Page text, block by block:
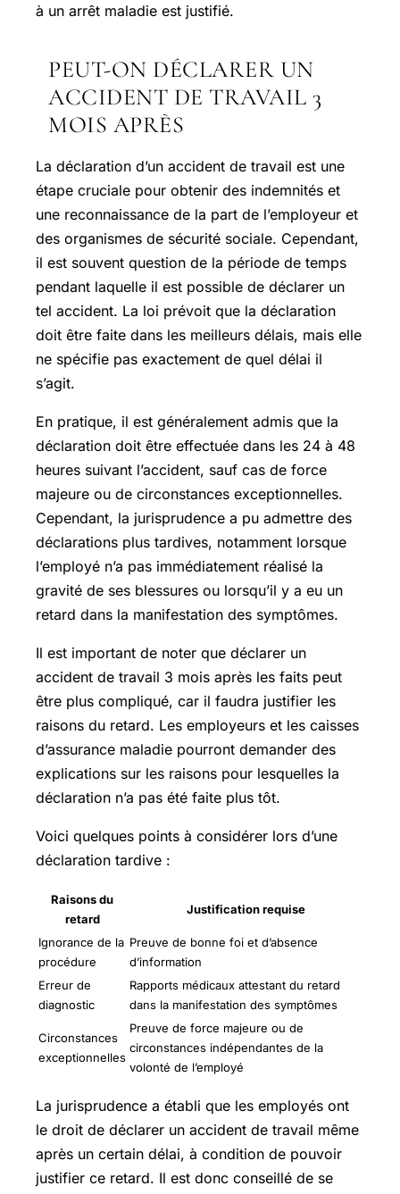
à un arrêt maladie est justifié.
PEUT-ON DÉCLARER UN
ACCIDENT DE TRAVAIL 3
MOIS APRÈS
La déclaration d’un accident de travail est une
étape cruciale pour obtenir des indemnités et
une reconnaissance de la part de l’employeur et
des organismes de sécurité sociale. Cependant,
il est souvent question de la période de temps
pendant laquelle il est possible de déclarer un
tel accident. La loi prévoit que la déclaration
doit être faite dans les meilleurs délais, mais elle
ne spécifie pas exactement de quel délai il
s’agit.
En pratique, il est généralement admis que la
déclaration doit être effectuée dans les 24 à 48
heures suivant l’accident, sauf cas de force
majeure ou de circonstances exceptionnelles.
Cependant, la jurisprudence a pu admettre des
déclarations plus tardives, notamment lorsque
l’employé n’a pas immédiatement réalisé la
gravité de ses blessures ou lorsqu’il y a eu un
retard dans la manifestation des symptômes.
Il est important de noter que déclarer un
accident de travail 3 mois après les faits peut
être plus compliqué, car il faudra justifier les
raisons du retard. Les employeurs et les caisses
d’assurance maladie pourront demander des
explications sur les raisons pour lesquelles la
déclaration n’a pas été faite plus tôt.
Voici quelques points à considérer lors d’une
déclaration tardive :
Raisons du
retard
Justification requise
Ignorance de la
procédure
Preuve de bonne foi et d’absence
d’information
Erreur de
diagnostic
Rapports médicaux attestant du retard
dans la manifestation des symptômes
Circonstances
exceptionnelles
Preuve de force majeure ou de
circonstances indépendantes de la
volonté de l’employé
La jurisprudence a établi que les employés ont
le droit de déclarer un accident de travail même
après un certain délai, à condition de pouvoir
justifier ce retard. Il est donc conseillé de se